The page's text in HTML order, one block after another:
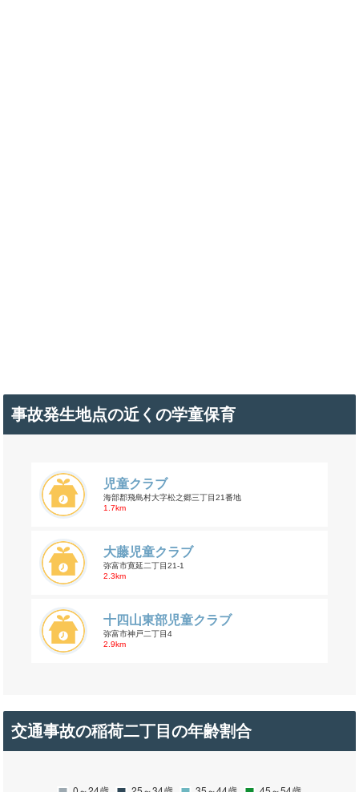
事故発生地点の近くの学童保育
児童クラブ
海部郡飛島村大字松之郷三丁目21番地
1.7km
大藤児童クラブ
弥富市寛延二丁目21-1
2.3km
十四山東部児童クラブ
弥富市神戸二丁目4
2.9km
交通事故の稲荷二丁目の年齢割合